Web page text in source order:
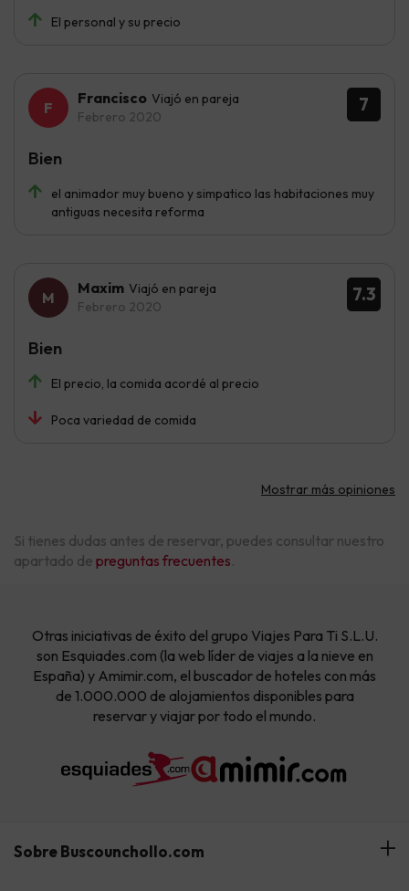
El personal y su precio
7
Francisco Viajó en pareja
Febrero 2020
el animador muy bueno y simpatico las habitaciones muy
antiguas necesita reforma
Bien
7.3
Maxim Viajó en pareja
Febrero 2020
El precio, la comida acordé al precio
Poca variedad de comida
Bien
Mostrar más opiniones
Si tienes dudas antes de reservar, puedes consultar nuestro
apartado de preguntas frecuentes.
Otras iniciativas de éxito del grupo Viajes Para Ti S.L.U.
son Esquiades.com (la web líder de viajes a la nieve en
España) y Amimir.com, el buscador de hoteles con más
de 1.000.000 de alojamientos disponibles para
reservar y viajar por todo el mundo.
Sobre Buscounchollo.com